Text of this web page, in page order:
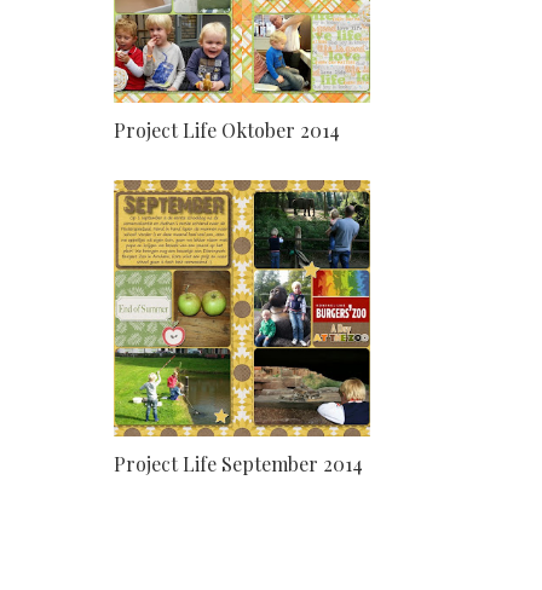
Project Life Oktober 2014
Project Life September 2014